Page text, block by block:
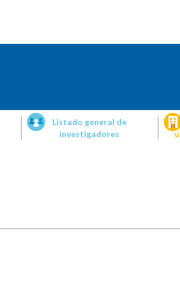
Listado general de
investigadores